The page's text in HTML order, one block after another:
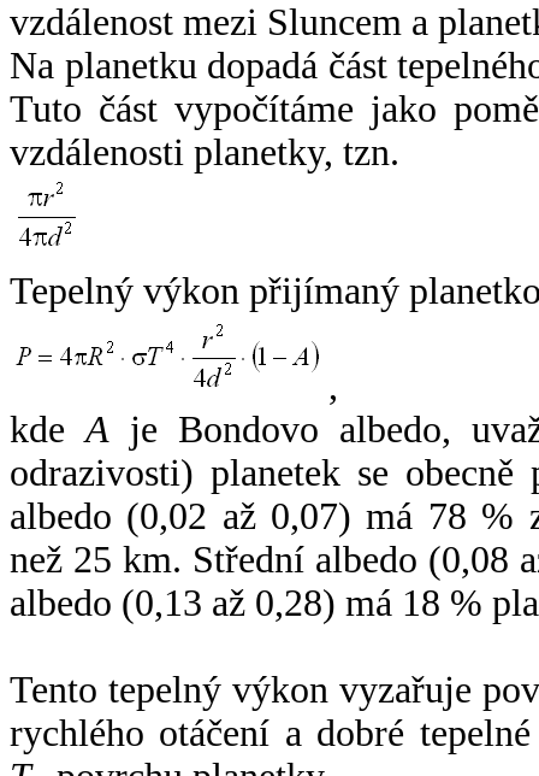
vzdálenost mezi Sluncem a
Na planetku dopadá část
Tuto část vypočítáme jako
vzdálenosti planetky, tzn.
Tepelný výkon přijímaný
,
kdeA je Bondovo albedo,
odrazivosti) planetek se
albedo (0,02 až 0,07) má 78 %
než 25 km. Střední albedo (0,08
albedo (0,13 až 0,28) má 18 %
Tento tepelný výkon vyzařuje
rychlého otáčení a dobré